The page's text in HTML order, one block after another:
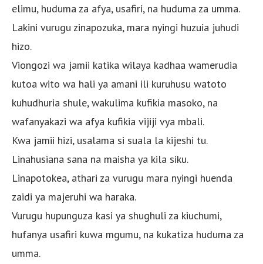
elimu, huduma za afya, usafiri, na huduma za umma.
Lakini vurugu zinapozuka, mara nyingi huzuia juhudi
hizo.
Viongozi wa jamii katika wilaya kadhaa wamerudia
kutoa wito wa hali ya amani ili kuruhusu watoto
kuhudhuria shule, wakulima kufikia masoko, na
wafanyakazi wa afya kufikia vijiji vya mbali.
Kwa jamii hizi, usalama si suala la kijeshi tu.
Linahusiana sana na maisha ya kila siku.
Linapotokea, athari za vurugu mara nyingi huenda
zaidi ya majeruhi wa haraka.
Vurugu hupunguza kasi ya shughuli za kiuchumi,
hufanya usafiri kuwa mgumu, na kukatiza huduma za
umma.